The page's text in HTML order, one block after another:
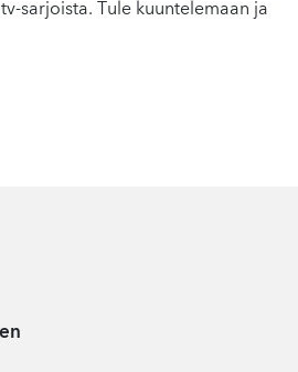
sarjoista. Tule kuuntelemaan ja